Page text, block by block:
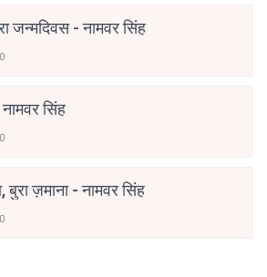
जन्मदिवस - नामवर सिंह
सिंह
बुरा ज़माना - नामवर सिंह